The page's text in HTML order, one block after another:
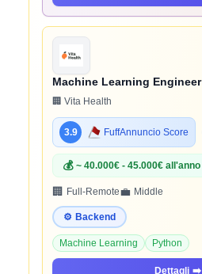
Machine Learning Engineer
🏢 Vita Health
3.9 FuffAnnuncio Score
💰 ~ 40.000€ - 45.000€ all'anno
🏢 Full-Remote💼 Middle
⚙️ Backend
Machine Learning Python
Dettagli ➡️